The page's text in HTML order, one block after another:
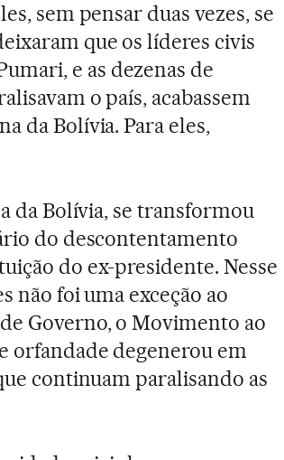
sem pensar duas vezes, se
que os líderes civis
e as dezenas de
o país, acabassem
da Bolívia. Para eles,
da Bolívia, se transformou
do descontentamento
do ex-presidente. Nesse
não foi uma exceção ao
Governo, o Movimento ao
orfandade degenerou em
continuam paralisando as